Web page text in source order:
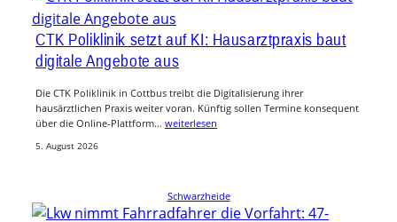
CTK Poliklinik setzt auf KI: Hausarztpraxis baut
digitale Angebote aus
Die CTK Poliklinik in Cottbus treibt die Digitalisierung ihrer
hausärztlichen Praxis weiter voran. Künftig sollen Termine konsequent
über die Online-Plattform… weiterlesen
5. August 2026
Schwarzheide